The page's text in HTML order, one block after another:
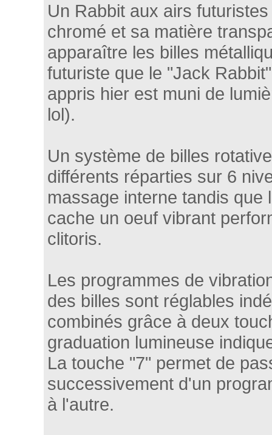
Un Rabbit aux airs
chromé et sa matière
apparaître les billes
futuriste que le "Jack
appris hier est muni de
lol).
Un système de billes
différents réparties sur 6
massage interne tandis que
cache un oeuf vibrant
clitoris.
Les programmes de
des billes sont réglables
combinés grâce à deux
graduation lumineuse
La touche "7" permet de
successivement d'un
à l'autre.